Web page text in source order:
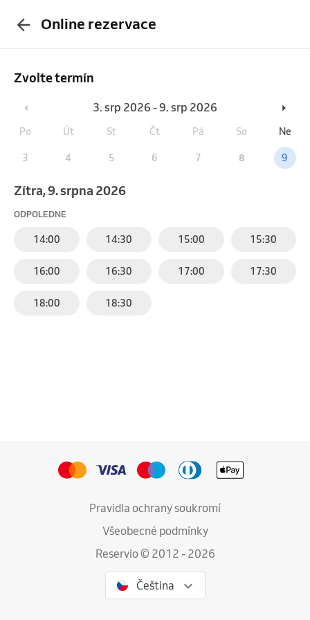
Online rezervace
Zvolte termín
3. srp 2026 - 9. srp 2026
Po Út St Čt Pá So Ne
3 4 5 6 7 8 9
Zítra, 9. srpna 2026
ODPOLEDNE
14:00 14:30 15:00 15:30
16:00 16:30 17:00 17:30
18:00 18:30
Pravidla ochrany soukromí
Všeobecné podmínky
Reservio © 2012 - 2026
Čeština